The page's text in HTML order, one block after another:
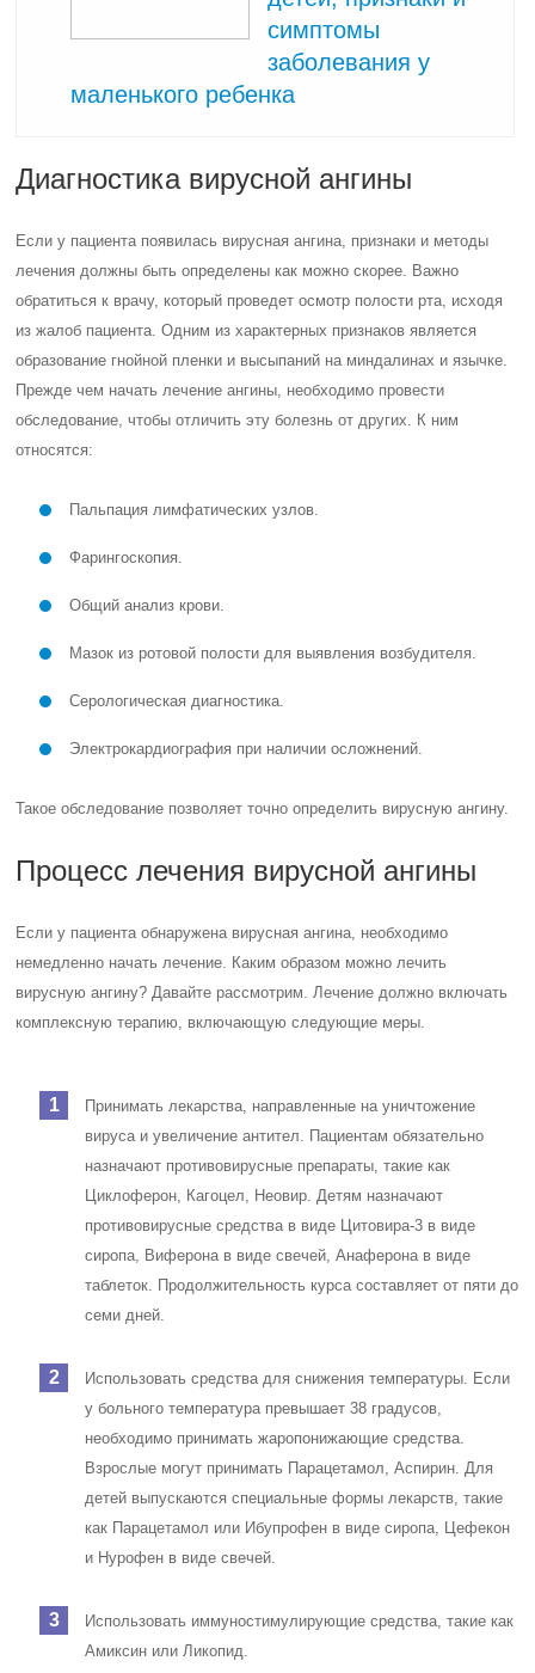
симптомы
заболевания у
маленького ребенка
Диагностика вирусной ангины
Если у пациента появилась вирусная ангина, признаки и методы
лечения должны быть определены как можно скорее. Важно
обратиться к врачу, который проведет осмотр полости рта, исходя
из жалоб пациента. Одним из характерных признаков является
образование гнойной пленки и высыпаний на миндалинах и язычке.
Прежде чем начать лечение ангины, необходимо провести
обследование, чтобы отличить эту болезнь от других. К ним
относятся:
Пальпация лимфатических узлов.
Фарингоскопия.
Общий анализ крови.
Мазок из ротовой полости для выявления возбудителя.
Серологическая диагностика.
Электрокардиография при наличии осложнений.
Такое обследование позволяет точно определить вирусную ангину.
Процесс лечения вирусной ангины
Если у пациента обнаружена вирусная ангина, необходимо
немедленно начать лечение. Каким образом можно лечить
вирусную ангину? Давайте рассмотрим. Лечение должно включать
комплексную терапию, включающую следующие меры.
Принимать лекарства, направленные на уничтожение
вируса и увеличение антител. Пациентам обязательно
назначают противовирусные препараты, такие как
Циклоферон, Кагоцел, Неовир. Детям назначают
противовирусные средства в виде Цитовира-3 в виде
сиропа, Виферона в виде свечей, Анаферона в виде
таблеток. Продолжительность курса составляет от пяти до
семи дней.
Использовать средства для снижения температуры. Если
у больного температура превышает 38 градусов,
необходимо принимать жаропонижающие средства.
Взрослые могут принимать Парацетамол, Аспирин. Для
детей выпускаются специальные формы лекарств, такие
как Парацетамол или Ибупрофен в виде сиропа, Цефекон
и Нурофен в виде свечей.
Использовать иммуностимулирующие средства, такие как
Амиксин или Ликопид.